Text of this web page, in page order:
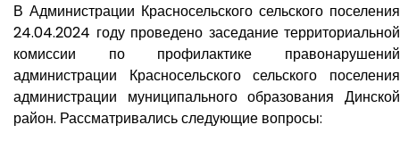
В Администрации Красносельского сельского поселения
24.04.2024 году проведено заседание территориальной
комиссии по профилактике правонарушений
администрации Красносельского сельского поселения
администрации муниципального образования Динской
район. Рассматривались следующие вопросы: